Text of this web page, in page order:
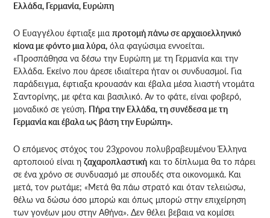
Ελλάδα, Γερμανία, Ευρώπη
Ο Ευαγγέλου έφτιαξε μιαπροτομή πάνω σε αρχαιοελληνικό
κίονα με φόντο μια λύρα, όλα φαγώσιμα εννοείται.
«Προσπάθησα να δέσω την Ευρώπη με τη Γερμανία και την
Ελλάδα. Εκείνο που άρεσε ιδιαίτερα ήταν οι συνδυασμοί. Για
παράδειγμα, έφτιαξα κρουασάν και έβαλα μέσα λιαστή ντομάτα
Σαντορίνης, με φέτα και βασιλικό. Αν το φάτε, είναι φοβερό,
μοναδικό σε γεύση. Πήρα την Ελλάδα, τη συνέδεσα με τη
Γερμανία και έβαλα ως βάση την Ευρώπη».
Ο επόμενος στόχος του 23χρονου πολυβραβευμένου Έλληνα
αρτοποιού είναι ηζαχαροπλαστική και το δίπλωμα θα το πάρει
σε ένα χρόνο σε συνδυασμό με σπουδές στα οικονομικά. Και
μετά, τον ρωτάμε; «Μετά θα πάω στρατό και όταν τελειώσω,
θέλω να δώσω όσο μπορώ και όπως μπορώ στην επιχείρηση
των γονέων μου στην Αθήνα». Δεν θέλει βεβαια να κομίσει